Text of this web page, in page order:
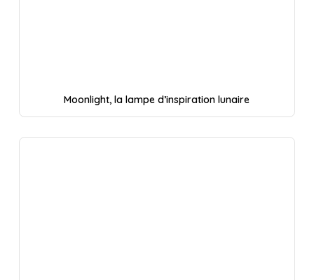
Moonlight, la lampe d’inspiration lunaire